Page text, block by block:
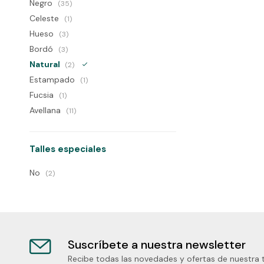
Negro (35)
Celeste (1)
Hueso (3)
Bordó (3)
Natural (2)
Estampado (1)
Fucsia (1)
Avellana (11)
Talles especiales
No (2)
Suscríbete a nuestra newsletter
Recibe todas las novedades y ofertas de nuestra